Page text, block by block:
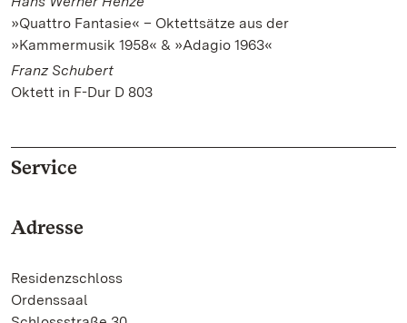
»Quattro Fantasie« – Oktettsätze aus der
»Kammermusik 1958« & »Adagio 1963«
Franz Schubert
Oktett in F-Dur D 803
Service
Adresse
Residenzschloss
Ordenssaal